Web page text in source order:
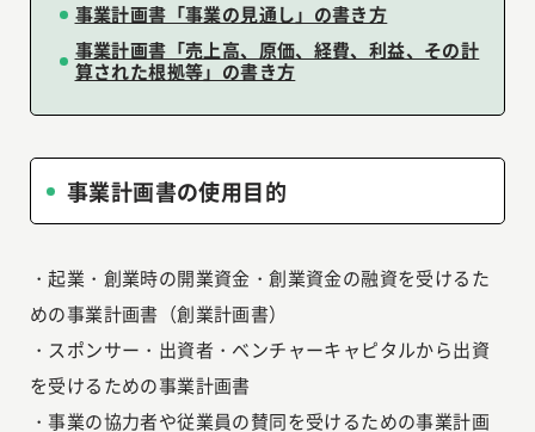
事業計画書「事業の見通し」の書き方
事業計画書「売上高、原価、経費、利益、その計
算された根拠等」の書き方
事業計画書の使用目的
・起業・創業時の開業資金・創業資金の融資を受けるた
めの事業計画書（創業計画書）
・スポンサー・出資者・ベンチャーキャピタルから出資
を受けるための事業計画書
・事業の協力者や従業員の賛同を受けるための事業計画